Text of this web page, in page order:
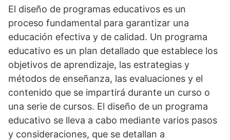
El diseño de programas educativos es un
proceso fundamental para garantizar una
educación efectiva y de calidad. Un programa
educativo es un plan detallado que establece los
objetivos de aprendizaje, las estrategias y
métodos de enseñanza, las evaluaciones y el
contenido que se impartirá durante un curso o
una serie de cursos. El diseño de un programa
educativo se lleva a cabo mediante varios pasos
y consideraciones, que se detallan a